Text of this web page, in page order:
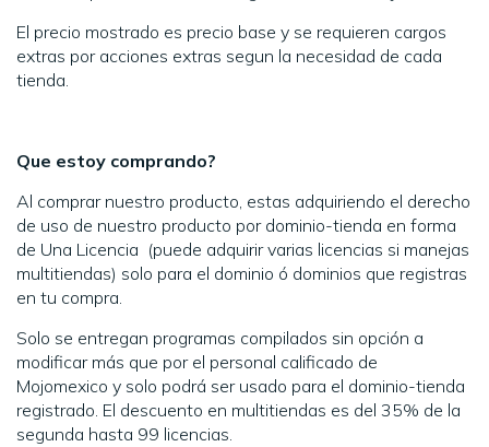
El precio mostrado es precio base y se requieren cargos
extras por acciones extras segun la necesidad de cada
tienda.
Que estoy comprando?
Al comprar nuestro producto, estas adquiriendo el derecho
de uso de nuestro producto por dominio-tienda en forma
de Una Licencia (puede adquirir varias licencias si manejas
multitiendas) solo para el dominio ó dominios que registras
en tu compra.
Solo se entregan programas compilados sin opción a
modificar más que por el personal calificado de
Mojomexico y solo podrá ser usado para el dominio-tienda
registrado. El descuento en multitiendas es del 35% de la
segunda hasta 99 licencias.